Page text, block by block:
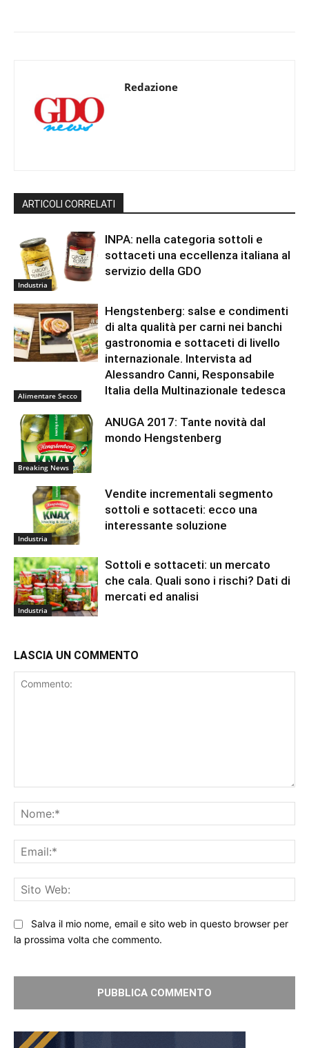
Redazione
ARTICOLI CORRELATI
Industria
INPA: nella categoria sottoli e
sottaceti una eccellenza italiana al
servizio della GDO
Alimentare Secco
Hengstenberg: salse e condimenti
di alta qualità per carni nei banchi
gastronomia e sottaceti di livello
internazionale. Intervista ad
Alessandro Canni, Responsabile
Italia della Multinazionale tedesca
Breaking News
ANUGA 2017: Tante novità dal
mondo Hengstenberg
Industria
Vendite incrementali segmento
sottoli e sottaceti: ecco una
interessante soluzione
Industria
Sottoli e sottaceti: un mercato
che cala. Quali sono i rischi? Dati di
mercati ed analisi
LASCIA UN COMMENTO
Salva il mio nome, email e sito web in questo browser per
la prossima volta che commento.